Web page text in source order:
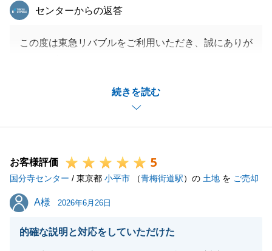
続きを読む
東急リバブル
センターからの返答
この度は東急リバブルをご利用いただき、誠にありが
きましたことを大変光栄に思います。
また、この度は温かいコメントをお寄せいただき、重
ねて御礼申し上げます。
す。
その際にも、これまでと同様にK様にご満足いただけ
るよう、全力でサポートさせていただきます。
今後とも末永いお付き合いのほど、よろしくお願い申
し上げます。
お客様評価 5
国分寺センター / 東京都 小平市 （青梅街道駅）の 土地 を ご売却
A様
A様 2026年6月26日
的確な説明と対応をしていただけた